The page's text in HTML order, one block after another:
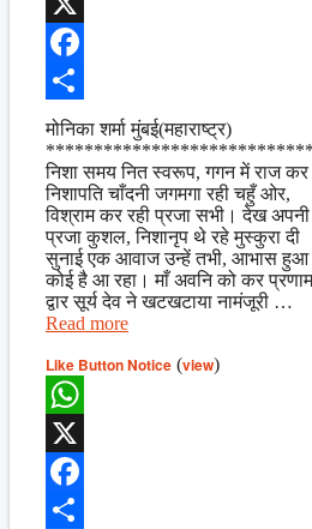
X
Facebook
Share
मोनिका शर्मा मुंबई(महाराष्ट्र)
निशा समय नित स्वरूप, गगन में राज कर
निशापति चाँदनी जगमगा रही चहुँ ओर,
विश्राम कर रही प्रजा सभी। देख अपनी
प्रजा कुशल, निशानृप थे रहे मुस्कुरा दी
सुनाई एक आवाज उन्हें तभी, आभास हुआ
कोई है आ रहा। माँ अवनि को कर
द्वार सूर्य देव ने खटखटाया नामंजूरी …
Read more
Like Button Notice (view)
WhatsApp
X
Facebook